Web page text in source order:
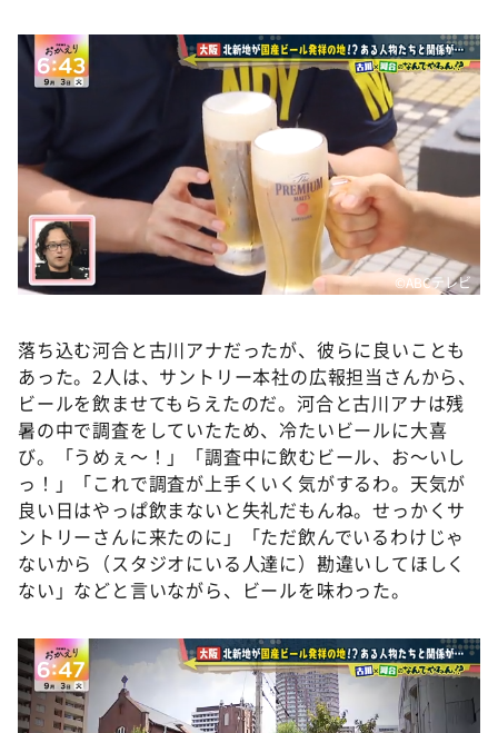
©️ABCテレビ
落ち込む河合と古川アナだったが、彼らに良いことも
あった。2人は、サントリー本社の広報担当さんから、
ビールを飲ませてもらえたのだ。河合と古川アナは残
暑の中で調査をしていたため、冷たいビールに大喜
び。「うめぇ～！」「調査中に飲むビール、お～いし
っ！」「これで調査が上手くいく気がするわ。天気が
良い日はやっぱ飲まないと失礼だもんね。せっかくサ
ントリーさんに来たのに」「ただ飲んでいるわけじゃ
ないから（スタジオにいる人達に）勘違いしてほしく
ない」などと言いながら、ビールを味わった。